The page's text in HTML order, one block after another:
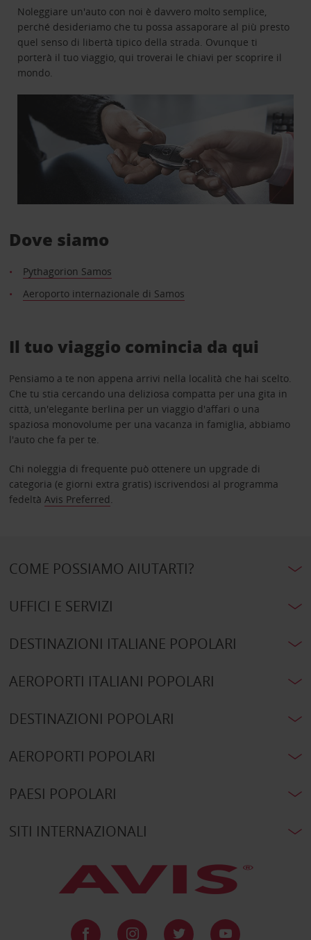
Noleggiare un'auto con noi è davvero molto semplice,
perché desideriamo che tu possa assaporare al più presto
quel senso di libertà tipico della strada. Ovunque ti
porterà il tuo viaggio, qui troverai le chiavi per scoprire il
mondo.
Dove siamo
Pythagorion Samos
Aeroporto internazionale di Samos
Il tuo viaggio comincia da qui
Pensiamo a te non appena arrivi nella località che hai scelto.
Che tu stia cercando una deliziosa compatta per una gita in
città, un'elegante berlina per un viaggio d'affari o una
spaziosa monovolume per una vacanza in famiglia, abbiamo
l'auto che fa per te.
Chi noleggia di frequente può ottenere un upgrade di
categoria (e giorni extra gratis) iscrivendosi al programma
fedeltà Avis Preferred.
COME POSSIAMO AIUTARTI?
UFFICI E SERVIZI
DESTINAZIONI ITALIANE POPOLARI
AEROPORTI ITALIANI POPOLARI
DESTINAZIONI POPOLARI
AEROPORTI POPOLARI
PAESI POPOLARI
SITI INTERNAZIONALI